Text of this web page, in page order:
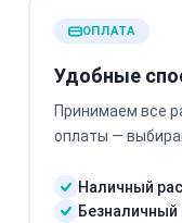
ОПЛАТА
Удобные
Принимаем все
оплаты —
Наличный